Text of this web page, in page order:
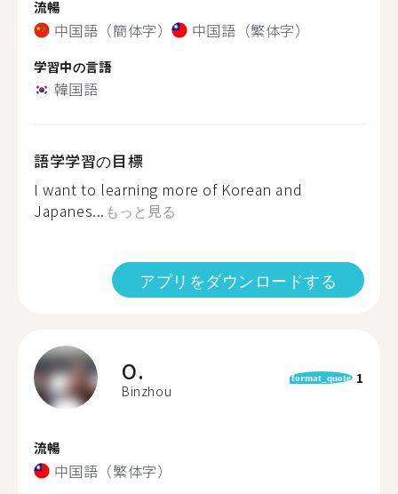
流暢
中国語（簡体字） 中国語（繁体字）
学習中の言語
韓国語
語学学習の目標
I want to learning more of Korean and
Japanes... もっと見る
アプリをダウンロードする
O.
Binzhou
format_quote 1
流暢
中国語（繁体字）